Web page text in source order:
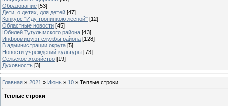
Образование [53]
Дети, о детях, для детей [47]
Конкурс "Иду тропинкою лесной" [12]
Областные новости [45]
Юбилей Тугулымского района [43]
Информируют службы района [128]
В администрации округа [5]
Новости учреждений культуры [73]
Сельское хозяйство [19]
Духовность [3]
Главная » 2021 » Июнь » 10 » Теплые строки
Теплые строки